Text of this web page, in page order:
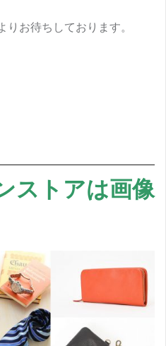
りお待ちしております。
ストアは画像